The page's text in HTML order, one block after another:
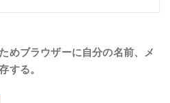
めブラウザーに自分の名前、メ
する。